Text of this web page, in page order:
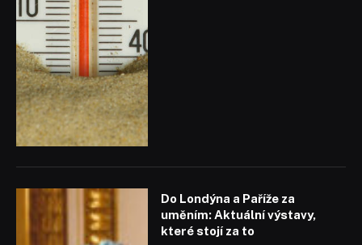
Do Londýna a Paříže za
uměním: Aktuální výstavy,
které stojí za to